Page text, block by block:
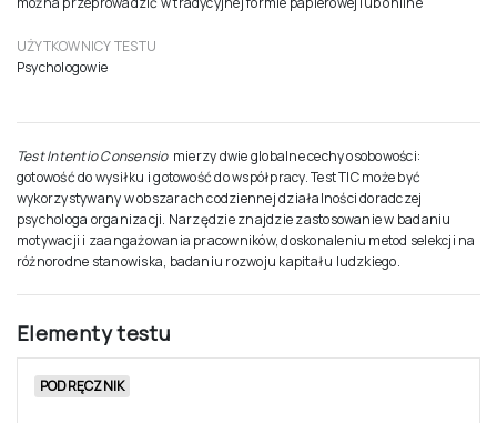
UŻYTKOWNICY TESTU
Psychologowie
Test Intentio Consensio mierzy dwie globalne cechy osobowości:
gotowość do wysiłku i gotowość do współpracy. Test TIC może być
wykorzystywany w obszarach codziennej działalności doradczej
psychologa organizacji. Narzędzie znajdzie zastosowanie w badaniu
motywacji i zaangażowania pracowników, doskonaleniu metod selekcji na
różnorodne stanowiska, badaniu rozwoju kapitału ludzkiego.
Elementy testu
PODRĘCZNIK